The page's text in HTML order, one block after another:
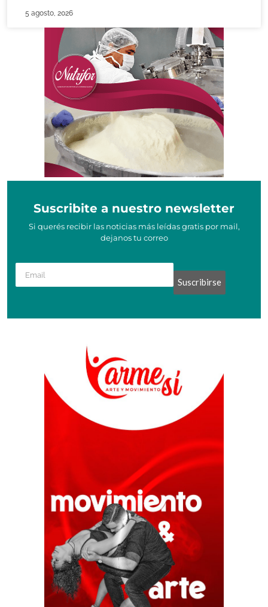
5 agosto, 2026
Suscribite a nuestro newsletter
Si querés recibir las noticias más leídas gratis por mail,
dejanos tu correo
Suscribirse